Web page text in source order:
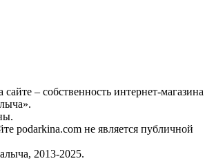
– собственность интернет-магазина
podarkina.com не является публичной
2013-2025.